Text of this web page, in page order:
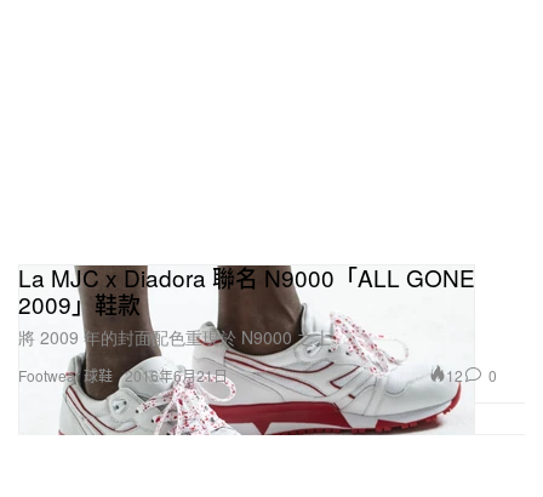
Footwear 球鞋
La MJC x Diadora 聯名 N9000「ALL GONE
2009」鞋款
將 2009 年的封面配色重現於 N9000 之上。
2016年6月21日 12 0